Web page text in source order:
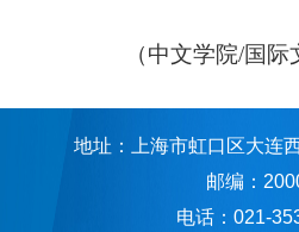
（中文学院/国际
地址：上海市虹口区大连
邮编：
电话：021-